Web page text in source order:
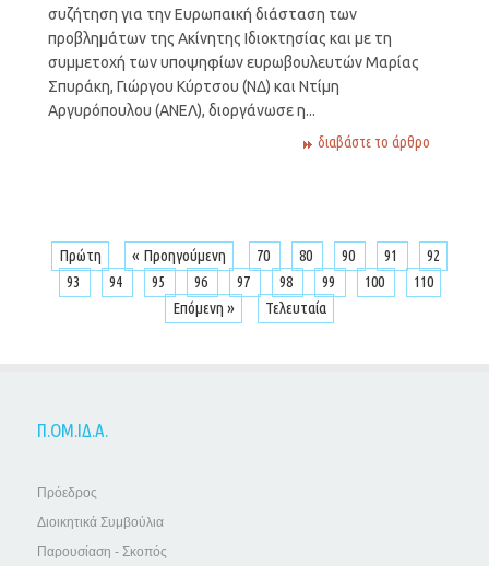
συζήτηση για την Ευρωπαική διάσταση των
προβλημάτων της Ακίνητης Ιδιοκτησίας και με τη
συμμετοχή των υποψηφίων ευρωβουλευτών Μαρίας
Σπυράκη, Γιώργου Κύρτσου (ΝΔ) και Ντίμη
Αργυρόπουλου (ΑΝΕΛ), διοργάνωσε η...
διαβάστε το άρθρο
Πρώτη « Προηγούμενη 70 80 90 91
92
93
94 95 96 97 98 99 100
110
Επόμενη »
Τελευταία
Π.ΟΜ.ΙΔ.Α.
Πρόεδρος
Διοικητικά Συμβούλια
Παρουσίαση - Σκοπός